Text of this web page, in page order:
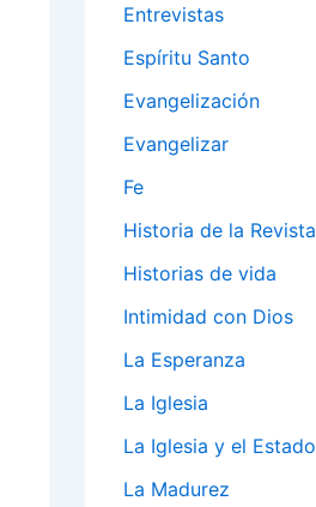
Entrevistas
Espíritu Santo
Evangelización
Evangelizar
Fe
Historia de la Revista
Historias de vida
Intimidad con Dios
La Esperanza
La Iglesia
La Iglesia y el Estado
La Madurez